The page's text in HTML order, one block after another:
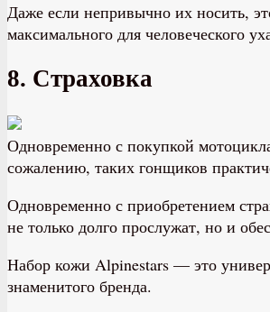
Даже если непривычно их носить,
максимального для человеческого
8. Страховка
Одновременно с покупкой
сожалению, таких гонщиков
Одновременно с приобретением
не только долго прослужат, но и
Набор кожи Alpinestars — это
знаменитого бренда.